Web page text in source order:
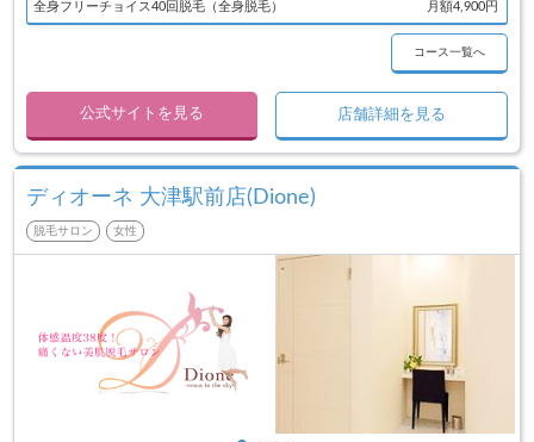
全身フリーチョイス40回脱毛（全身脱毛） 月額4,900円
コース一覧へ
公式サイトを見る 店舗詳細を見る
ディオーネ 大津駅前店(Dione)
脱毛サロン 女性